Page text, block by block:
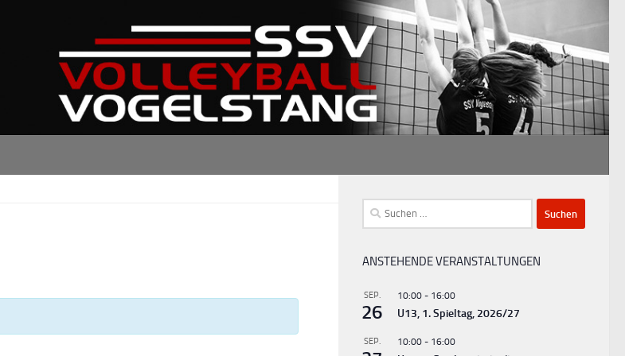
Suchen
nach:
ANSTEHENDE VERANSTALTUNGEN
SEP.
26
10:00 - 16:00
U13, 1. Spieltag, 2026/27
SEP. 10:00 - 16:00